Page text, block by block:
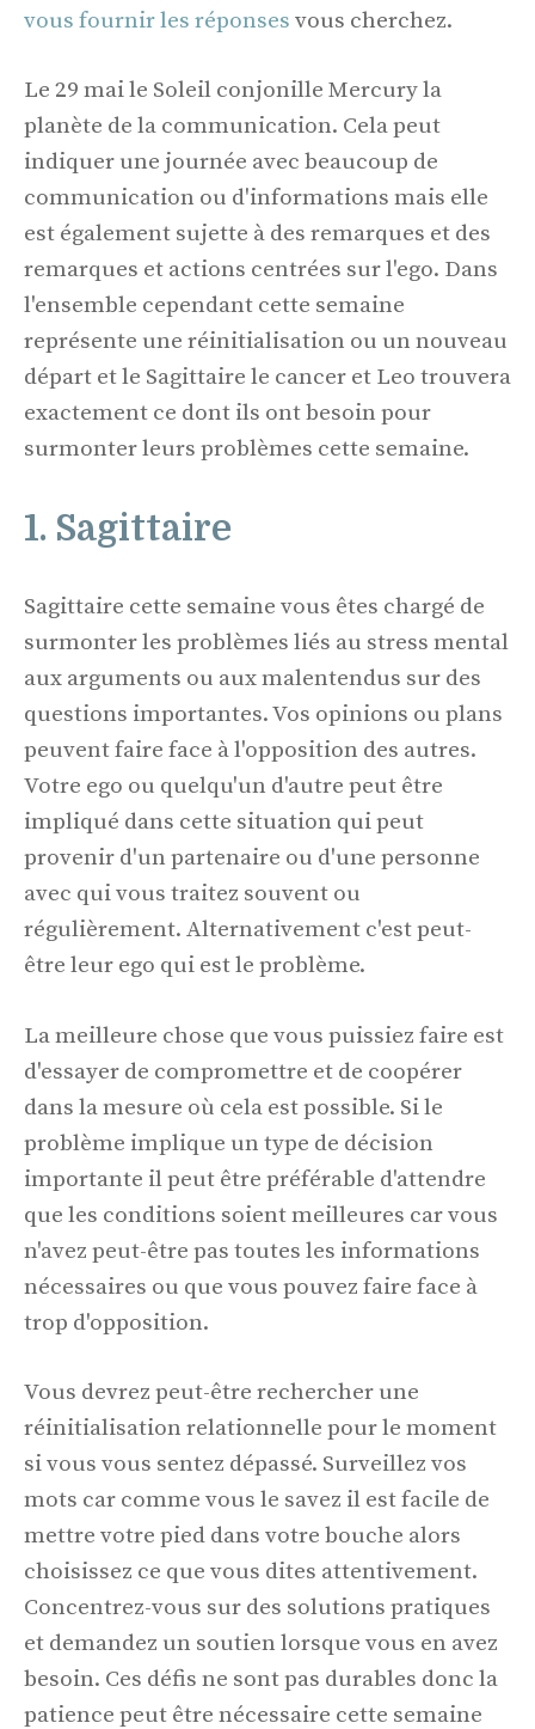
vous fournir les réponses vous cherchez.
Le 29 mai le Soleil conjonille Mercury la
planète de la communication. Cela peut
indiquer une journée avec beaucoup de
communication ou d'informations mais elle
est également sujette à des remarques et des
remarques et actions centrées sur l'ego. Dans
l'ensemble cependant cette semaine
représente une réinitialisation ou un nouveau
départ et le Sagittaire le cancer et Leo trouvera
exactement ce dont ils ont besoin pour
surmonter leurs problèmes cette semaine.
1. Sagittaire
Sagittaire cette semaine vous êtes chargé de
surmonter les problèmes liés au stress mental
aux arguments ou aux malentendus sur des
questions importantes. Vos opinions ou plans
peuvent faire face à l'opposition des autres.
Votre ego ou quelqu'un d'autre peut être
impliqué dans cette situation qui peut
provenir d'un partenaire ou d'une personne
avec qui vous traitez souvent ou
régulièrement. Alternativement c'est peut-
être leur ego qui est le problème.
La meilleure chose que vous puissiez faire est
d'essayer de compromettre et de coopérer
dans la mesure où cela est possible. Si le
problème implique un type de décision
importante il peut être préférable d'attendre
que les conditions soient meilleures car vous
n'avez peut-être pas toutes les informations
nécessaires ou que vous pouvez faire face à
trop d'opposition.
Vous devrez peut-être rechercher une
réinitialisation relationnelle pour le moment
si vous vous sentez dépassé. Surveillez vos
mots car comme vous le savez il est facile de
mettre votre pied dans votre bouche alors
choisissez ce que vous dites attentivement.
Concentrez-vous sur des solutions pratiques
et demandez un soutien lorsque vous en avez
besoin. Ces défis ne sont pas durables donc la
patience peut être nécessaire cette semaine